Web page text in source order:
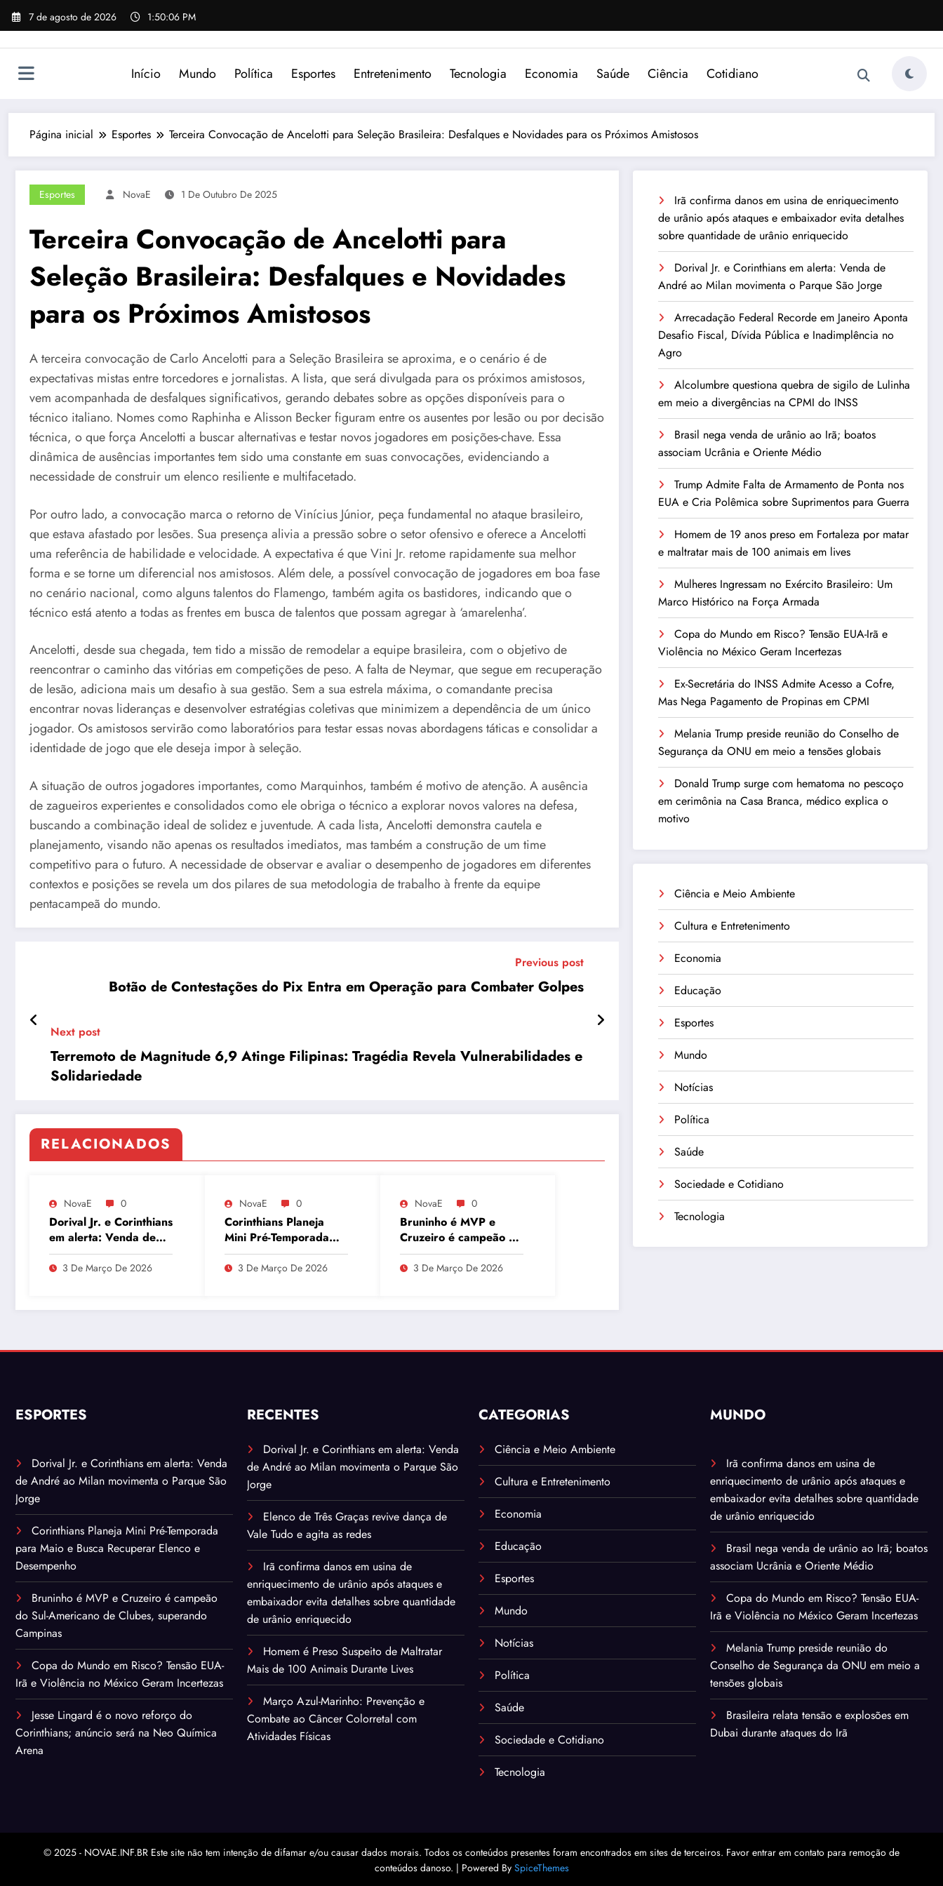
Pular
para
7 de agosto de 2026 1:50:06 PM
Início Mundo Política Esportes Entretenimento Tecnologia Economia Saúde Ciência Cotidiano
Página inicial Esportes Terceira Convocação de Ancelotti para Seleção Brasileira: Desfalques e Novidades para os Próximos Amistosos
Esportes NovaE 1 De Outubro De 2025
Terceira Convocação de Ancelotti para
Seleção Brasileira: Desfalques e Novidades
para os Próximos Amistosos
A terceira convocação de Carlo Ancelotti para a Seleção Brasileira se aproxima, e o cenário é de
expectativas mistas entre torcedores e jornalistas. A lista, que será divulgada para os próximos amistosos,
vem acompanhada de desfalques significativos, gerando debates sobre as opções disponíveis para o
técnico italiano. Nomes como Raphinha e Alisson Becker figuram entre os ausentes por lesão ou por decisão
técnica, o que força Ancelotti a buscar alternativas e testar novos jogadores em posições-chave. Essa
dinâmica de ausências importantes tem sido uma constante em suas convocações, evidenciando a
necessidade de construir um elenco resiliente e multifacetado.
Por outro lado, a convocação marca o retorno de Vinícius Júnior, peça fundamental no ataque brasileiro,
que estava afastado por lesões. Sua presença alivia a pressão sobre o setor ofensivo e oferece a Ancelotti
uma referência de habilidade e velocidade. A expectativa é que Vini Jr. retome rapidamente sua melhor
forma e se torne um diferencial nos amistosos. Além dele, a possível convocação de jogadores em boa fase
no cenário nacional, como alguns talentos do Flamengo, também agita os bastidores, indicando que o
técnico está atento a todas as frentes em busca de talentos que possam agregar à ‘amarelenha’.
Ancelotti, desde sua chegada, tem tido a missão de remodelar a equipe brasileira, com o objetivo de
reencontrar o caminho das vitórias em competições de peso. A falta de Neymar, que segue em recuperação
de lesão, adiciona mais um desafio à sua gestão. Sem a sua estrela máxima, o comandante precisa
encontrar novas lideranças e desenvolver estratégias coletivas que minimizem a dependência de um único
jogador. Os amistosos servirão como laboratórios para testar essas novas abordagens táticas e consolidar a
identidade de jogo que ele deseja impor à seleção.
A situação de outros jogadores importantes, como Marquinhos, também é motivo de atenção. A ausência
de zagueiros experientes e consolidados como ele obriga o técnico a explorar novos valores na defesa,
buscando a combinação ideal de solidez e juventude. A cada lista, Ancelotti demonstra cautela e
planejamento, visando não apenas os resultados imediatos, mas também a construção de um time
competitivo para o futuro. A necessidade de observar e avaliar o desempenho de jogadores em diferentes
contextos e posições se revela um dos pilares de sua metodologia de trabalho à frente da equipe
pentacampeã do mundo.
Previous post
Botão de Contestações do Pix Entra em Operação para Combater Golpes
Next post
Terremoto de Magnitude 6,9 Atinge Filipinas: Tragédia Revela Vulnerabilidades e
Solidariedade
RELACIONADOS
NovaE 0
Dorival Jr. e Corinthians
em alerta: Venda de
André ao Milan
movimenta o Parque
3 De Março De 2026
NovaE 0
Corinthians Planeja
Mini Pré-Temporada
para Maio e Busca
Recuperar Elenco e
3 De Março De 2026
NovaE 0
Bruninho é MVP e
Cruzeiro é campeão do
Sul-Americano de
Clubes, superando
3 De Março De 2026
Irã confirma danos em usina de enriquecimento
de urânio após ataques e embaixador evita detalhes
sobre quantidade de urânio enriquecido
Dorival Jr. e Corinthians em alerta: Venda de
André ao Milan movimenta o Parque São Jorge
Arrecadação Federal Recorde em Janeiro Aponta
Desafio Fiscal, Dívida Pública e Inadimplência no
Agro
Alcolumbre questiona quebra de sigilo de Lulinha
em meio a divergências na CPMI do INSS
Brasil nega venda de urânio ao Irã; boatos
associam Ucrânia e Oriente Médio
Trump Admite Falta de Armamento de Ponta nos
EUA e Cria Polêmica sobre Suprimentos para Guerra
Homem de 19 anos preso em Fortaleza por matar
e maltratar mais de 100 animais em lives
Mulheres Ingressam no Exército Brasileiro: Um
Marco Histórico na Força Armada
Copa do Mundo em Risco? Tensão EUA-Irã e
Violência no México Geram Incertezas
Ex-Secretária do INSS Admite Acesso a Cofre,
Mas Nega Pagamento de Propinas em CPMI
Melania Trump preside reunião do Conselho de
Segurança da ONU em meio a tensões globais
Donald Trump surge com hematoma no pescoço
em cerimônia na Casa Branca, médico explica o
motivo
Ciência e Meio Ambiente
Cultura e Entretenimento
Economia
Educação
Esportes
Mundo
Notícias
Política
Saúde
Sociedade e Cotidiano
Tecnologia
ESPORTES
Dorival Jr. e Corinthians em alerta: Venda
de André ao Milan movimenta o Parque São
Jorge
Corinthians Planeja Mini Pré-Temporada
para Maio e Busca Recuperar Elenco e
Desempenho
Bruninho é MVP e Cruzeiro é campeão
do Sul-Americano de Clubes, superando
Campinas
Copa do Mundo em Risco? Tensão EUA-
Irã e Violência no México Geram Incertezas
Jesse Lingard é o novo reforço do
Corinthians; anúncio será na Neo Química
Arena
RECENTES
Dorival Jr. e Corinthians em alerta: Venda
de André ao Milan movimenta o Parque São
Jorge
Elenco de Três Graças revive dança de
Vale Tudo e agita as redes
Irã confirma danos em usina de
enriquecimento de urânio após ataques e
embaixador evita detalhes sobre quantidade
de urânio enriquecido
Homem é Preso Suspeito de Maltratar
Mais de 100 Animais Durante Lives
Março Azul-Marinho: Prevenção e
Combate ao Câncer Colorretal com
Atividades Físicas
CATEGORIAS
Ciência e Meio Ambiente
Cultura e Entretenimento
Economia
Educação
Esportes
Mundo
Notícias
Política
Saúde
Sociedade e Cotidiano
Tecnologia
MUNDO
Irã confirma danos em usina de
enriquecimento de urânio após ataques e
embaixador evita detalhes sobre quantidade
de urânio enriquecido
Brasil nega venda de urânio ao Irã; boatos
associam Ucrânia e Oriente Médio
Copa do Mundo em Risco? Tensão EUA-
Irã e Violência no México Geram Incertezas
Melania Trump preside reunião do
Conselho de Segurança da ONU em meio a
tensões globais
Brasileira relata tensão e explosões em
Dubai durante ataques do Irã
© 2025 - NOVAE.INF.BR Este site não tem intenção de difamar e/ou causar dados morais. Todos os conteúdos presentes foram encontrados em sites de terceiros. Favor entrar em contato para remoção de
conteúdos danoso. | Powered By SpiceThemes